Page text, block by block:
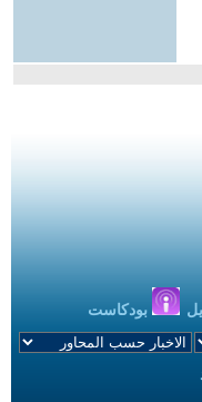
بودكاست